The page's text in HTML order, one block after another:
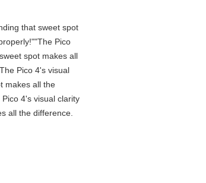
that sweet spot
Pico
spot makes all
Pico 4's visual
makes all the
4's visual clarity
all the difference.